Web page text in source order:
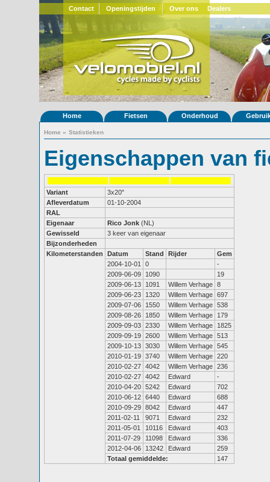
Contact Openingstijden Over ons Dealers
Home Fietsen Onderhoud
Home » Statistieken
Eigenschappen van
Variant
3x20"
Afleverdatum
01-10-2004
RAL
Eigenaar
Rico Jonk (NL)
Gewisseld
3 keer van eigenaar
Bijzonderheden
Kilometerstanden
Datum Stand Rijder
Gem
2004-10-01
0
-
2009-06-09
1090
19
2009-06-13
1091 Willem Verhage 8
2009-06-23
1320 Willem Verhage 697
2009-07-06
1550 Willem Verhage 538
2009-08-26
1850 Willem Verhage
179
2009-09-03 2330 Willem Verhage
1825
2009-09-19 2600 Willem Verhage 513
2009-10-13 3030 Willem Verhage 545
2010-01-19 3740 Willem Verhage 220
2010-02-27 4042 Willem Verhage 236
2010-02-27 4042 Edward
-
2010-04-20 5242 Edward
702
2010-06-12 6440 Edward
688
2010-09-29 8042 Edward
447
2011-02-11
9071 Edward
232
2011-05-01
10116 Edward
403
2011-07-29
11098 Edward
336
2012-04-06
13242 Edward
259
Totaal gemiddelde:
147